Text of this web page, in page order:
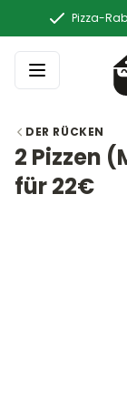
Pizza-
DER RÜCKEN
2 Pizzen
für 22€